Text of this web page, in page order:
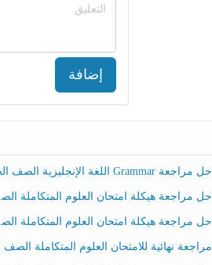
إضافة
حل مراجعة Grammar اللغة الإنجليزية الصف الخامس الفصل الثالث
حل مراجعة هيكلة امتحان العلوم المتكاملة الصف الخامس انسبير الفصل الثالث
حل مراجعة هيكلة امتحان العلوم المتكاملة الصف الخامس عام الفصل الثالث
مراجعة نهائية للامتحان العلوم المتكاملة الصف الخامس انسبير الفصل